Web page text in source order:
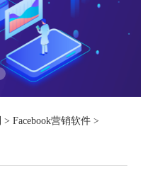
>Facebook营销软件 >